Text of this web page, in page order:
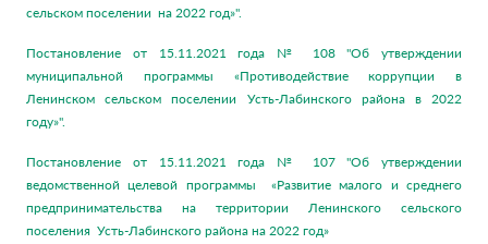
сельском поселении на 2022 год»".
Постановление от 15.11.2021 года № 108 "Об утверждении
муниципальной программы «Противодействие коррупции в
Ленинском сельском поселении Усть-Лабинского района в 2022
году»".
Постановление от 15.11.2021 года № 107 "Об утверждении
ведомственной целевой программы «Развитие малого и среднего
предпринимательства на территории Ленинского сельского
поселения Усть-Лабинского района на 2022 год»